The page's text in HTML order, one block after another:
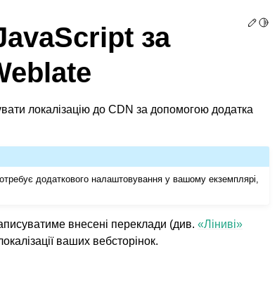
за
локалізацію до CDN за допомогою додатка
додаткового налаштовування у вашому екземплярі,
внесені переклади (див. «Ліниві»
ваших вебсторінок.